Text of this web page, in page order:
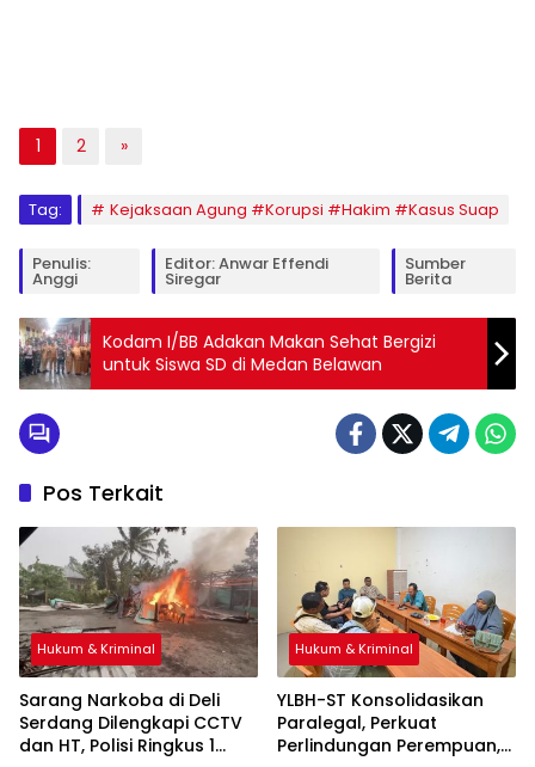
1 2 »
Tag: Kejaksaan Agung #Korupsi #Hakim #Kasus Suap
Penulis:
Anggi
Editor: Anwar Effendi
Siregar
Sumber
Berita
Kodam I/BB Adakan Makan Sehat Bergizi
untuk Siswa SD di Medan Belawan
Pos Terkait
Hukum & Kriminal
Sarang Narkoba di Deli
Serdang Dilengkapi CCTV
dan HT, Polisi Ringkus 1
Hukum & Kriminal
YLBH-ST Konsolidasikan
Paralegal, Perkuat
Perlindungan Perempuan,